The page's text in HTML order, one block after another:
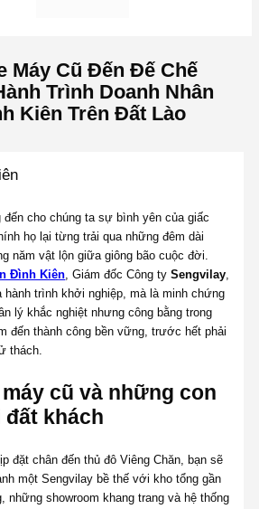
Máy Cũ Đến Đế Chế
Trình Doanh Nhân
Kiên Trên Đất Lào
cho chúng ta sự bình yên của giấc
họ lại từng trải qua những đêm dài
năm vật lộn giữa giông bão cuộc đời.
Đình Kiên , Giám đốc Công tySengvilay
hành trình khởi nghiệp, mà là minh chứng
lý khắc nghiệt nhưng công bằng trong
đến thành công bền vững, trước hết phải
thách.
cũ và những con
khách
đặt chân đến thủ đô Viêng Chăn, bạn sẽ
một Sengvilay bề thế với kho tổng gần
những showroom khang trang và hệ thống